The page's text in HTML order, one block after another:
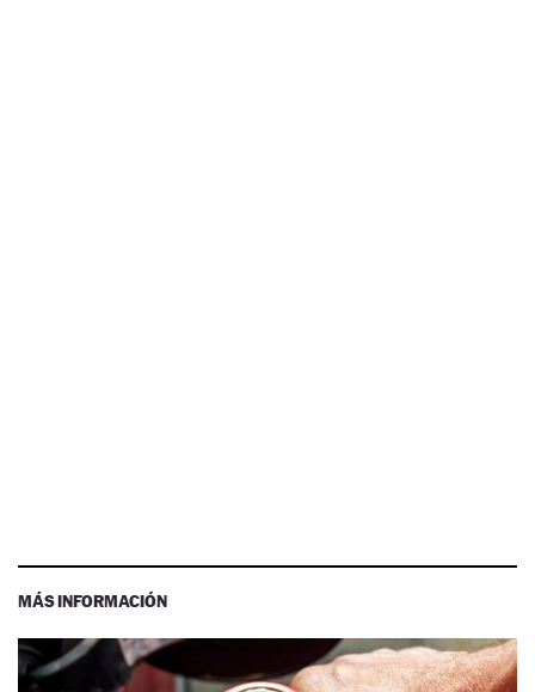
MÁS INFORMACIÓN